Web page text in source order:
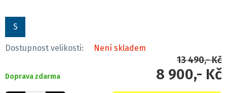
S
Dostupnost velikosti: Není skladem
Doprava zdarma
13 490,- Kč
8 900,- Kč